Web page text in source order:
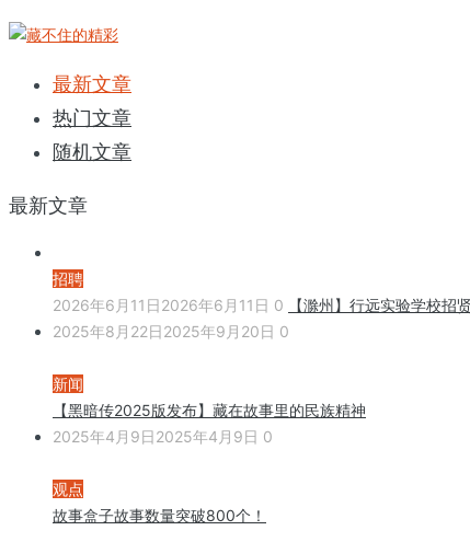
最新文章
热门文章
随机文章
最新文章
招聘
2026年6月11日2026年6月11日 0
【滁州】行远实验学校招
2025年8月22日2025年9月20日 0
新闻
【黑暗传2025版发布】藏在故事里的民族精神
2025年4月9日2025年4月9日 0
观点
故事盒子故事数量突破800个！